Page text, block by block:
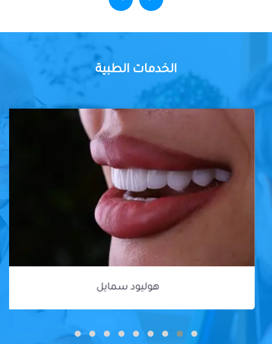
الخدمات الطبية
هوليود سمايل